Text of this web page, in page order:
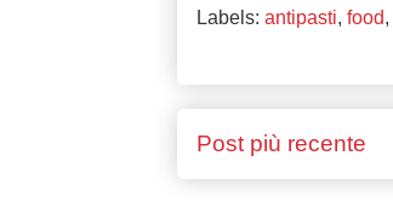
Labels: antipasti, food,
Post più recente